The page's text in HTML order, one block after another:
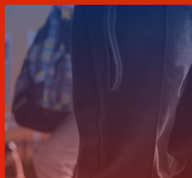
Panneau de gestion des cookies